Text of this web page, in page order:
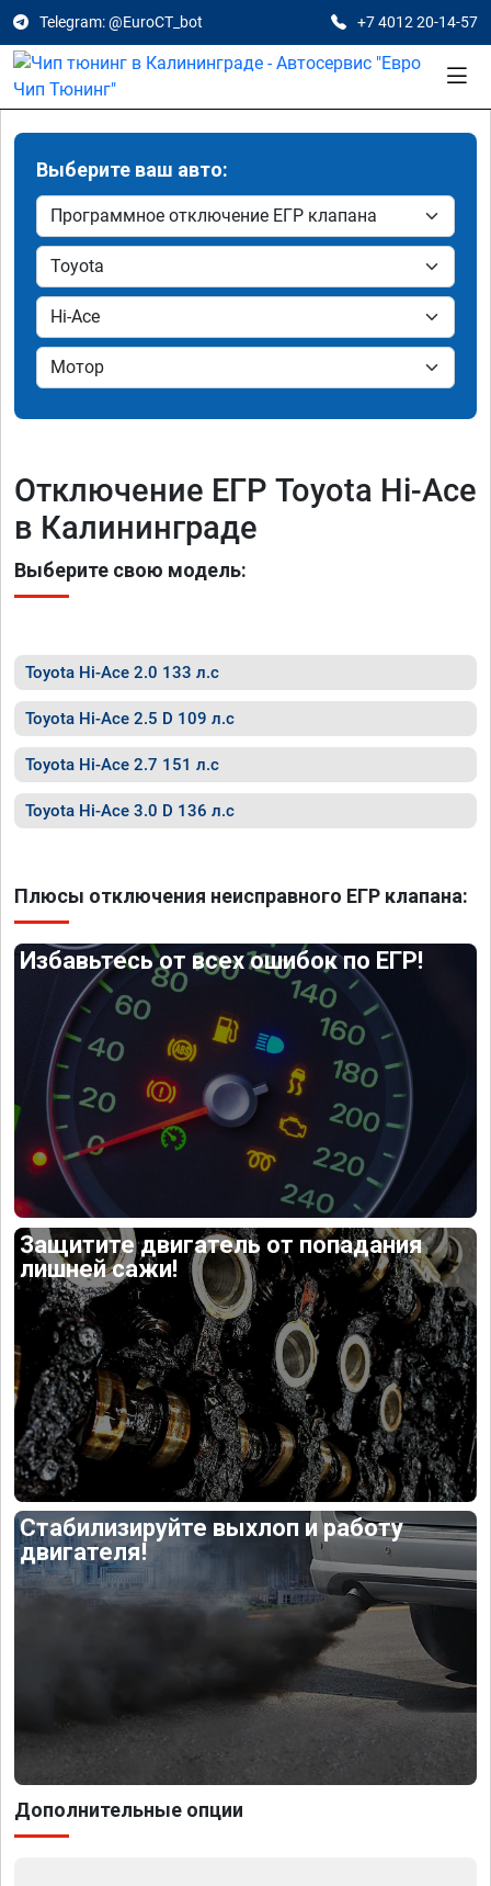
Telegram: @EuroCT_bot +7 4012 20-14-57
Выберите ваш авто:
Отключение ЕГР Toyota Hi-Ace
в Калининграде
Выберите свою модель:
Toyota Hi-Ace 2.0 133 л.с
Toyota Hi-Ace 2.5 D 109 л.с
Toyota Hi-Ace 2.7 151 л.с
Toyota Hi-Ace 3.0 D 136 л.с
Плюсы отключения неисправного ЕГР клапана:
Избавьтесь от всех ошибок по ЕГР!
Защитите двигатель от попадания
лишней сажи!
Стабилизируйте выхлоп и работу
двигателя!
Дополнительные опции